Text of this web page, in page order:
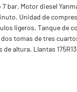
bar. Motor diesel
Unidad de
ligeros. Tanque de
tomas de tres
altura. Llantas